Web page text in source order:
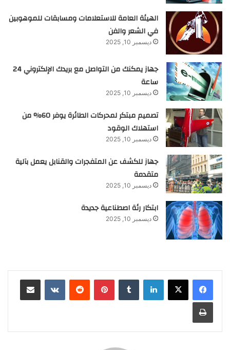
الهيئة العامة للاستعلامات ومسابقات للموهوبين
في الشعر والفن
ديسمبر 10, 2025
جهاز يمكنك من التواصل مع بريدك الإلكتروني 24
ساعة
ديسمبر 10, 2025
تصميم مبتكر لمحركات الطائرة يوفر 60% من
استهلاك الوقود
ديسمبر 10, 2025
جهاز للكشف عن المتفجرات والقنابل يعمل بآلية
متقدمة
ديسمبر 10, 2025
ابتكار رئة اصطناعية جديدة
ديسمبر 10, 2025
لينكدإن بينتيريست